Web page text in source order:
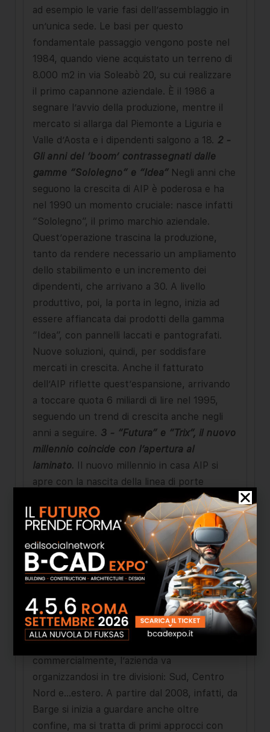
ad esempio le varie fasi dell’assemblaggio in
un’unica sede. Le basi per questo
fondamentale passaggio vengono poste nel
1984, quando viene acquistato un terreno di
8.000 m2 in via Soleabò 20, su cui realizzare
il primo capannone aziendale. È il 1986 a
segnare l’avvio della produzione, mentre il
mercato si allarga dal Piemonte a Liguria e
Valle d’Aosta e i dipendenti salgono a 18. 2 -
Gli anni del ‘boom’ contrassegnati dalle
gamme “Sololegno” e “Idea” Negli anni che
seguono la crescita di AIP è poderosa e ha
nel 1990 un momento cruciale: nasce infatti
“Sololegno”, il primo marchio aziendale.
Quest’operazione trascina la produzione,
tanto da rendere necessario un ampliamento
dello stabilimento e un incremento dei
dipendenti, che arrivano a 30. A livello
produttivo, poi, la porta in legno, inizia ad
essere affiancata dai prodotti della gamma
“Idea”, con pannelli laccati e pantografati.
Nuove soluzioni, quindi, per soddisfare
mercati in crescita. Anche il fatturato
dell’AIP riflette quest’espansione, arrivando
a toccare quota 6 miliardi di lire nel 1995,
seguendo un trend di crescita anche negli
anni a seguire. 3 - “Futura” e “Trix”, il nuovo
millennio coincide con l’apertura al
laminato. Il nuovo millennio in casa AIP si
apre con la nascita della linea di porte
“Futura”. Il mercato è in continua evoluzione,
ancora molto lontano da una sua maturità, e
c’è la necessità di realizzare porte in
laminato, con nuove lavorazioni e finiture,
per seguire le tendenze e i gusti del
momento. La “Futura” e la sua successiva
evoluzione nella gamma “Trix” (2006)
permettono ad AIP di rafforzarsi per
guardare con fiducia a nuove possibilità di
mercato, proprio negli anni in cui, anche
commercialmente, l’azienda va
organizzandosi in tre divisioni: Sud, Centro
Nord e…estero. A partire dal 2008, infatti, da
Barge si inizia a guardare anche oltre
confine, ma si tratta di primi approcci con